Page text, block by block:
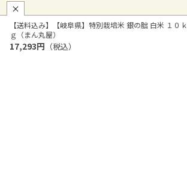
産地から探す
【送料込み】【岐阜県】特別栽培米 銀の朏 白米 １０ｋ
ｇ（まん丸屋）
17,293円 （税込）